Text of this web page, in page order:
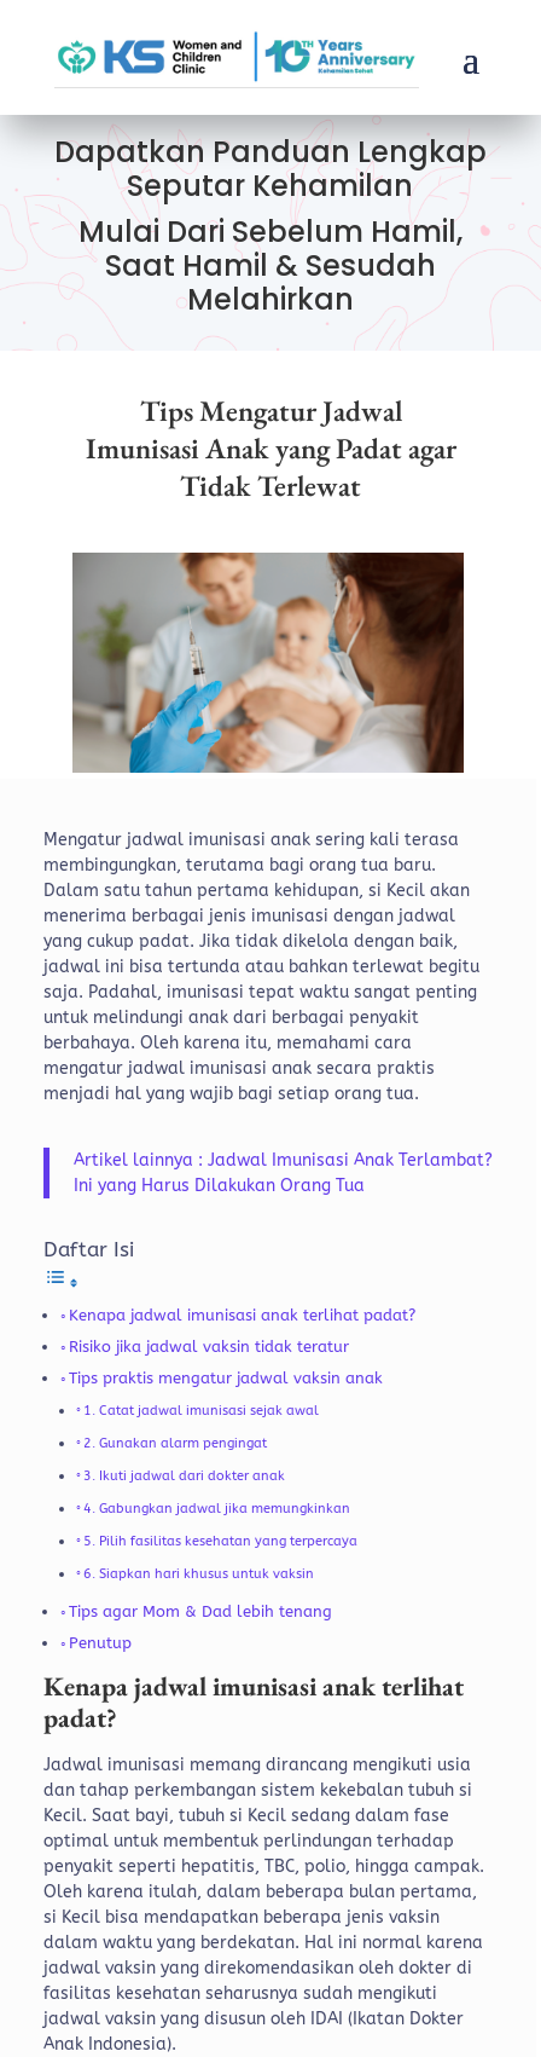
Dapatkan Panduan Lengkap
Seputar Kehamilan
Mulai Dari Sebelum Hamil,
Saat Hamil & Sesudah
Melahirkan
Tips Mengatur Jadwal
Imunisasi Anak yang Padat agar
Tidak Terlewat
Mengatur jadwal imunisasi anak sering kali terasa
membingungkan, terutama bagi orang tua baru.
Dalam satu tahun pertama kehidupan, si Kecil akan
menerima berbagai jenis imunisasi dengan jadwal
yang cukup padat. Jika tidak dikelola dengan baik,
jadwal ini bisa tertunda atau bahkan terlewat begitu
saja. Padahal, imunisasi tepat waktu sangat penting
untuk melindungi anak dari berbagai penyakit
berbahaya. Oleh karena itu, memahami cara
mengatur jadwal imunisasi anak secara praktis
menjadi hal yang wajib bagi setiap orang tua.
Artikel lainnya : Jadwal Imunisasi Anak Terlambat?
Ini yang Harus Dilakukan Orang Tua
Daftar Isi
Kenapa jadwal imunisasi anak terlihat padat?
Risiko jika jadwal vaksin tidak teratur
Tips praktis mengatur jadwal vaksin anak
1. Catat jadwal imunisasi sejak awal
2. Gunakan alarm pengingat
3. Ikuti jadwal dari dokter anak
4. Gabungkan jadwal jika memungkinkan
5. Pilih fasilitas kesehatan yang terpercaya
6. Siapkan hari khusus untuk vaksin
Tips agar Mom & Dad lebih tenang
Penutup
Kenapa jadwal imunisasi anak terlihat
padat?
Jadwal imunisasi memang dirancang mengikuti usia
dan tahap perkembangan sistem kekebalan tubuh si
Kecil. Saat bayi, tubuh si Kecil sedang dalam fase
optimal untuk membentuk perlindungan terhadap
penyakit seperti hepatitis, TBC, polio, hingga campak.
Oleh karena itulah, dalam beberapa bulan pertama,
si Kecil bisa mendapatkan beberapa jenis vaksin
dalam waktu yang berdekatan. Hal ini normal karena
jadwal vaksin yang direkomendasikan oleh dokter di
fasilitas kesehatan seharusnya sudah mengikuti
jadwal vaksin yang disusun oleh IDAI (Ikatan Dokter
Anak Indonesia).